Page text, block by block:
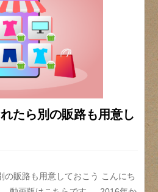
たら別の販路も用意し
の販路も用意しておこう こんにち